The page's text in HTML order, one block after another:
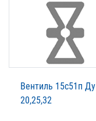
Вентиль 15с51п Ду
20,25,32